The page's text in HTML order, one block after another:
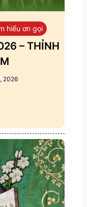
hiểu ơn gọi
– THỈNH
2026